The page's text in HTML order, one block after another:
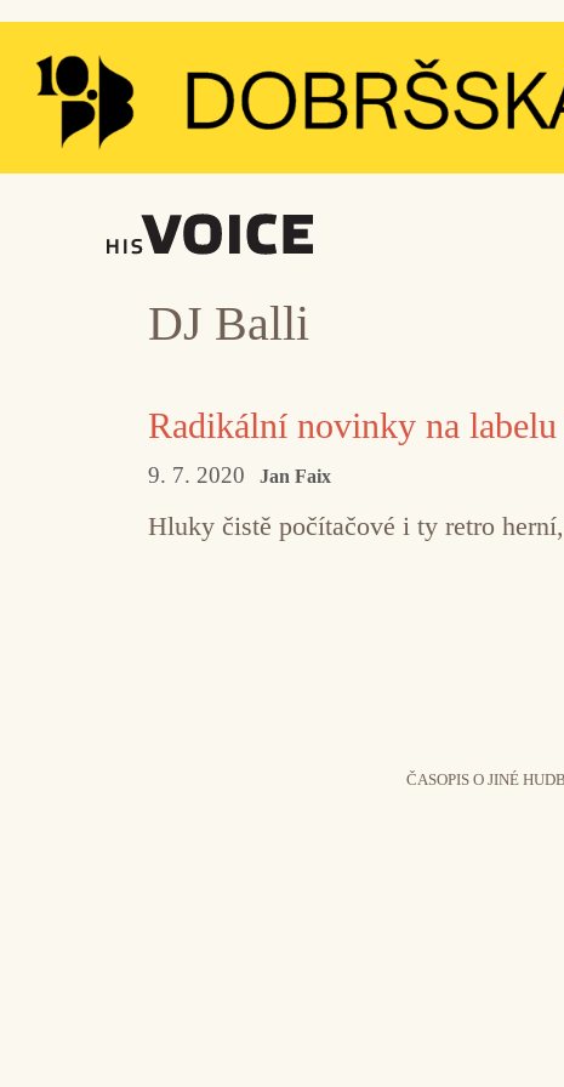
Přeskočit
obsah
DJ Balli
Radikální novinky na
9. 7. 2020 Jan Faix
Hluky čistě počítačové i ty retro
ČASOPIS O JINÉ